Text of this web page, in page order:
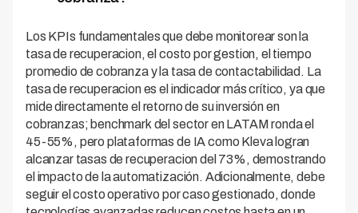
Los KPIs fundamentales que debe monitorear son la
tasa de recuperacion, el costo por gestion, el tiempo
promedio de cobranza y la tasa de contactabilidad. La
tasa de recuperacion es el indicador más crítico, ya que
mide directamente el retorno de su inversión en
cobranzas; benchmark del sector en LATAM ronda el
45-55%, pero plataformas de IA como Kleva logran
alcanzar tasas de recuperacion del 73%, demostrando
el impacto de la automatización. Adicionalmente, debe
seguir el costo operativo por caso gestionado, donde